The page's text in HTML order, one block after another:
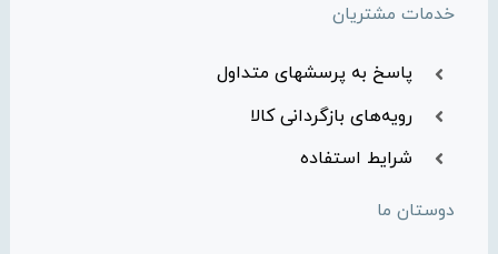
خدمات مشتریان
پاسخ به پرسشهای متداول
رویه‌های بازگردانی کالا
شرایط استفاده
دوستان ما